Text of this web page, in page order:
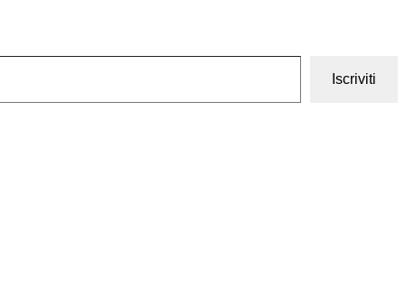
Iscriviti